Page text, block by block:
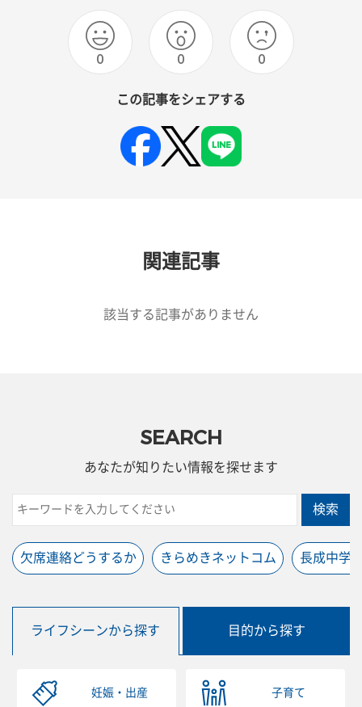
0 0 0
この記事をシェアする
関連記事
該当する記事がありません
SEARCH
あなたが知りたい情報を探せます
検索
欠席連絡どうするか きらめきネットコム 長成中学
ライフシーンから探す 目的から探す
妊娠・出産 子育て